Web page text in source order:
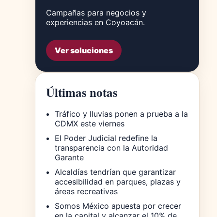
Campañas para negocios y
experiencias en Coyoacán.
Ver soluciones
Últimas notas
Tráfico y lluvias ponen a prueba a la
CDMX este viernes
El Poder Judicial redefine la
transparencia con la Autoridad
Garante
Alcaldías tendrían que garantizar
accesibilidad en parques, plazas y
áreas recreativas
Somos México apuesta por crecer